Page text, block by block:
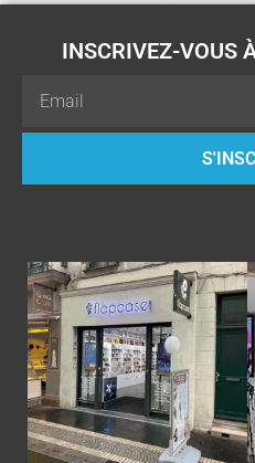
INSCRIVEZ-VOUS